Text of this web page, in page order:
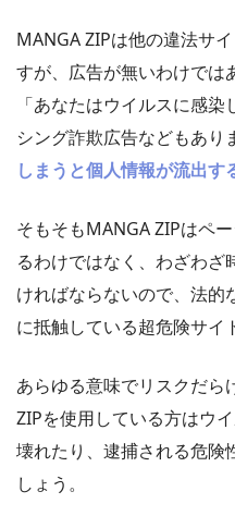
MANGA ZIPは他の違法サ
すが、広告が無いわけでは
「あなたはウイルスに感
シング詐欺広告などもあり
しまうと個人情報が流出す
そもそもMANGA ZIPはペ
るわけではなく、わざわざ
ければならないので、法的
に抵触している超危険サイ
あらゆる意味でリスクだら
ZIPを使用している方はウ
壊れたり、逮捕される危険
しょう。